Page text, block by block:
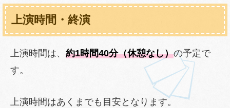
上演時間・終演
上演時間は、 約1時間40分（休憩なし）の予定で
す。
上演時間はあくまでも目安となります。